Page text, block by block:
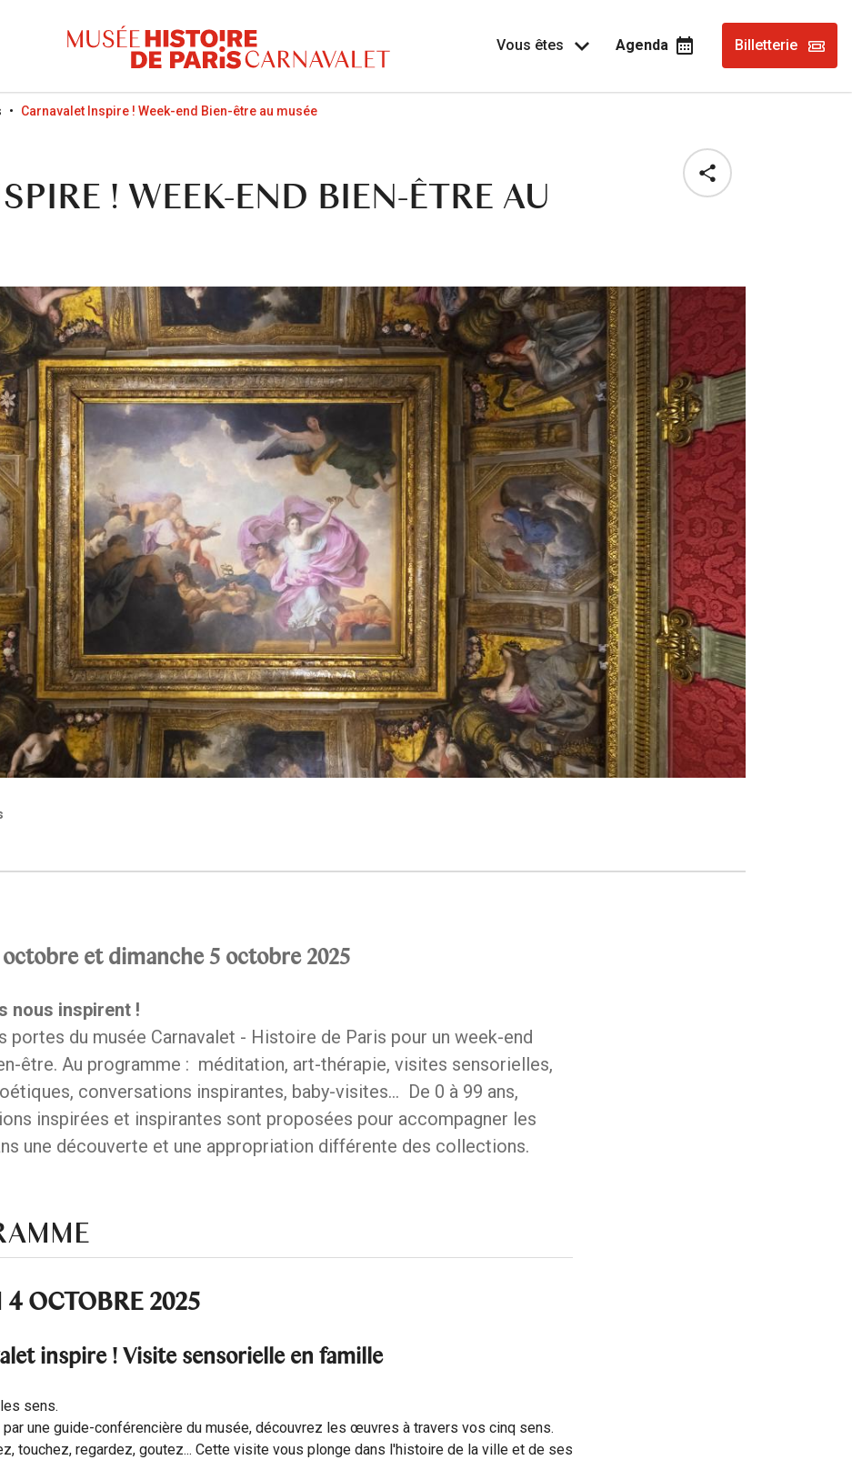
Vous êtes Agenda Billetterie
Carnavalet Inspire ! Week-end Bien-être au musée
! WEEK-END BIEN-ÊTRE AU
et dimanche 5 octobre 2025
nous inspirent !
portes du musée Carnavalet - Histoire de Paris pour un week-end
être. Au programme : méditation, art-thérapie, visites sensorielles,
conversations inspirantes, baby-visites... De 0 à 99 ans,
inspirées et inspirantes sont proposées pour accompagner les
une découverte et une appropriation différente des collections.
OCTOBRE 2025
inspire ! Visite sensorielle en famille
sens.
une guide-conférencière du musée, découvrez les œuvres à travers vos cinq sens.
touchez, regardez, goutez... Cette visite vous plonge dans l'histoire de la ville et de ses